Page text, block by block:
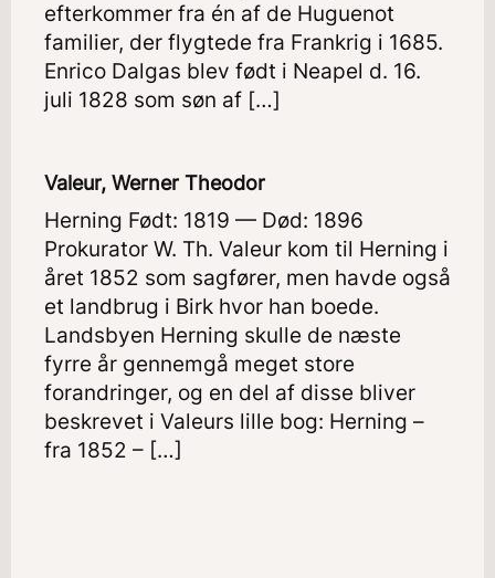
efterkommer fra én af de Huguenot
familier, der flygtede fra Frankrig i 1685.
Enrico Dalgas blev født i Neapel d. 16.
juli 1828 som søn af […]
Valeur, Werner Theodor
Herning Født: 1819 — Død: 1896
Prokurator W. Th. Valeur kom til Herning i
året 1852 som sagfører, men havde også
et landbrug i Birk hvor han boede.
Landsbyen Herning skulle de næste
fyrre år gennemgå meget store
forandringer, og en del af disse bliver
beskrevet i Valeurs lille bog: Herning –
fra 1852 – […]